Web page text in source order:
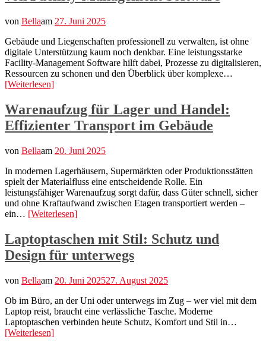
von Bellaam 27. Juni 2025
Gebäude und Liegenschaften professionell zu verwalten, ist ohne
digitale Unterstützung kaum noch denkbar. Eine leistungsstarke
Facility-Management Software hilft dabei, Prozesse zu digitalisieren,
Ressourcen zu schonen und den Überblick über komplexe…
[Weiterlesen]
Warenaufzug für Lager und Handel:
Effizienter Transport im Gebäude
von Bellaam 20. Juni 2025
In modernen Lagerhäusern, Supermärkten oder Produktionsstätten
spielt der Materialfluss eine entscheidende Rolle. Ein
leistungsfähiger Warenaufzug sorgt dafür, dass Güter schnell, sicher
und ohne Kraftaufwand zwischen Etagen transportiert werden –
ein… [Weiterlesen]
Laptoptaschen mit Stil: Schutz und
Design für unterwegs
von Bellaam 20. Juni 202527. August 2025
Ob im Büro, an der Uni oder unterwegs im Zug – wer viel mit dem
Laptop reist, braucht eine verlässliche Tasche. Moderne
Laptoptaschen verbinden heute Schutz, Komfort und Stil in…
[Weiterlesen]